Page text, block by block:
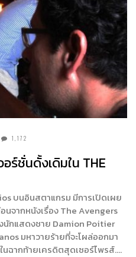
1,172
ร์ชั่นดั้งเดิมใน THE
บนอินสตาแกรม มีการเปิดเผย
จากหนังเรื่อง The Avengers
นักแสดงชาย Damion Poitier
มหาวายร้ายที่จะโผล่ออกมา
นฉากท้ายเครดิตสุดเซอร์ไพรส์….